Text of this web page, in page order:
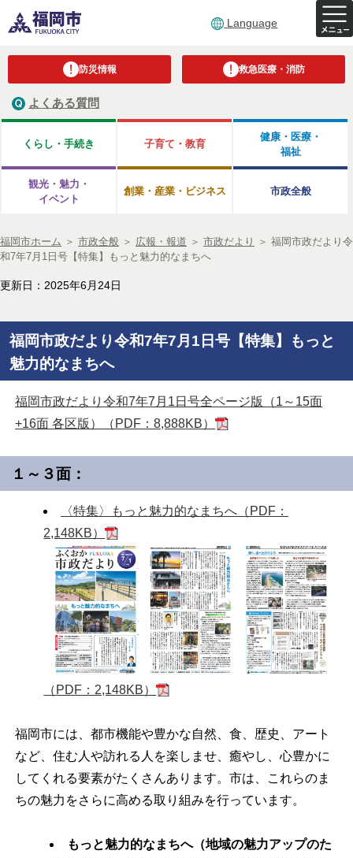
Language
防災情報 救急医療・消防
よくある質問
くらし・手続き 子育て・教育
健康・医療・
福祉
観光・魅力・
イベント
創業・産業・ビジネス 市政全般
福岡市ホーム ＞ 市政全般 ＞ 広報・報道 ＞ 市政だより ＞ 福岡市政だより令
和7年7月1日号【特集】もっと魅力的なまちへ
更新日：2025年6月24日
福岡市政だより令和7年7月1日号【特集】もっと
魅力的なまちへ
福岡市政だより令和7年7月1日号全ページ版（1～15面
+16面 各区版）（PDF：8,888KB）
１～３面：
〈特集〉もっと魅力的なまちへ（PDF：
2,148KB）
（PDF：2,148KB）
福岡市には、都市機能や豊かな自然、食、歴史、アート
など、住む人や訪れる人を楽しませ、癒やし、心豊かに
してくれる要素がたくさんあります。市は、これらのま
ちの魅力をさらに高める取り組みを行っています。
もっと魅力的なまちへ（地域の魅力アップのた